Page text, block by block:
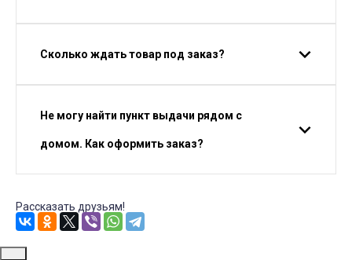
Сколько ждать товар под заказ?
Не могу найти пункт выдачи рядом с
домом. Как оформить заказ?
Рассказать друзьям!